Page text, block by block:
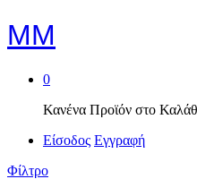
MM
0
Κανένα Προϊόν στο
Είσοδος Εγγραφή
Φίλτρο